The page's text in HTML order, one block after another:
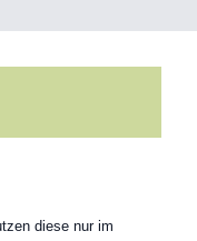
diese nur im